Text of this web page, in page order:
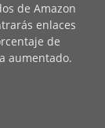
de Amazon
enlaces
de
aumentado.